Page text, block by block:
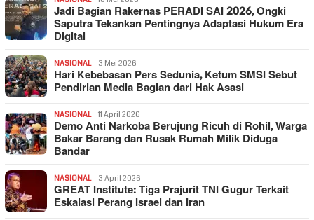
Jadi Bagian Rakernas PERADI SAI 2026, Ongki
Saputra Tekankan Pentingnya Adaptasi Hukum Era
Digital
NASIONAL 3 Mei 2026
Hari Kebebasan Pers Sedunia, Ketum SMSI Sebut
Pendirian Media Bagian dari Hak Asasi
NASIONAL 11 April 2026
Demo Anti Narkoba Berujung Ricuh di Rohil, Warga
Bakar Barang dan Rusak Rumah Milik Diduga
Bandar
NASIONAL 3 April 2026
GREAT Institute: Tiga Prajurit TNI Gugur Terkait
Eskalasi Perang Israel dan Iran